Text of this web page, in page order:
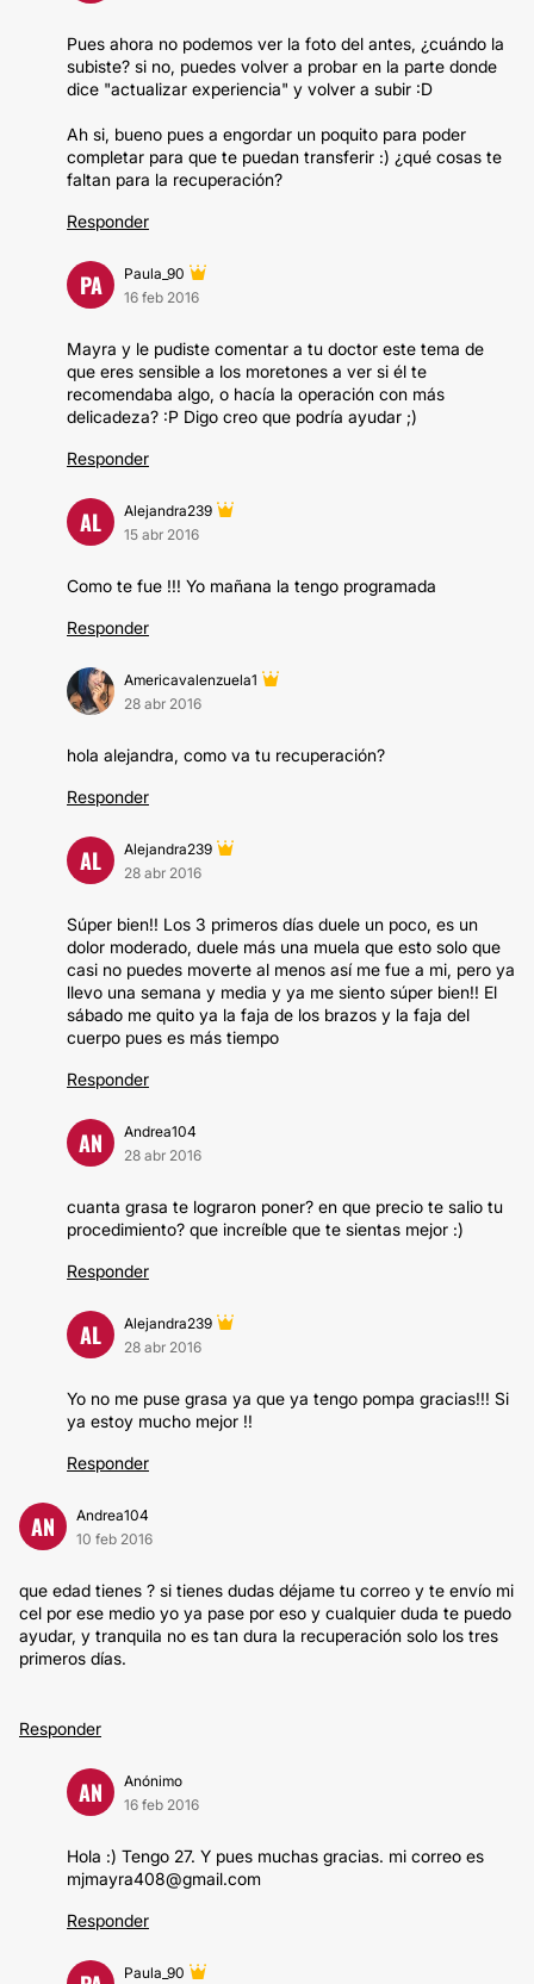
Pues ahora no podemos ver la foto del antes, ¿cuándo la
subiste? si no, puedes volver a probar en la parte donde
dice "actualizar experiencia" y volver a subir :D
Ah si, bueno pues a engordar un poquito para poder
completar para que te puedan transferir :) ¿qué cosas te
faltan para la recuperación?
Responder
PA
Paula_90
16 feb 2016
Mayra y le pudiste comentar a tu doctor este tema de
que eres sensible a los moretones a ver si él te
recomendaba algo, o hacía la operación con más
delicadeza? :P Digo creo que podría ayudar ;)
Responder
AL
Alejandra239
15 abr 2016
Como te fue !!! Yo mañana la tengo programada
Responder
Americavalenzuela1
28 abr 2016
hola alejandra, como va tu recuperación?
Responder
AL
Alejandra239
28 abr 2016
Súper bien!! Los 3 primeros días duele un poco, es un
dolor moderado, duele más una muela que esto solo que
casi no puedes moverte al menos así me fue a mi, pero ya
llevo una semana y media y ya me siento súper bien!! El
sábado me quito ya la faja de los brazos y la faja del
cuerpo pues es más tiempo
Responder
AN
Andrea104
28 abr 2016
cuanta grasa te lograron poner? en que precio te salio tu
procedimiento? que increíble que te sientas mejor :)
Responder
AL
Alejandra239
28 abr 2016
Yo no me puse grasa ya que ya tengo pompa gracias!!! Si
ya estoy mucho mejor !!
Responder
AN
Andrea104
10 feb 2016
que edad tienes ? si tienes dudas déjame tu correo y te envío mi
cel por ese medio yo ya pase por eso y cualquier duda te puedo
ayudar, y tranquila no es tan dura la recuperación solo los tres
primeros días.
Responder
AN
Anónimo
16 feb 2016
Hola :) Tengo 27. Y pues muchas gracias. mi correo es
mjmayra408@gmail.com
Responder
Paula_90